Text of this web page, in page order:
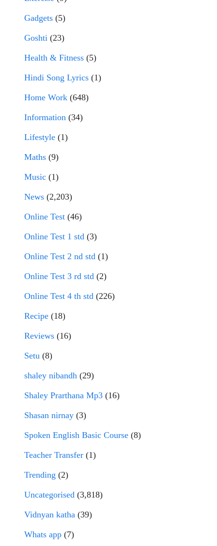
Gadgets (5)
Goshti (23)
Health & Fitness (5)
Hindi Song Lyrics (1)
Home Work (648)
Information (34)
Lifestyle (1)
Maths (9)
Music (1)
News (2,203)
Online Test (46)
Online Test 1 std (3)
Online Test 2 nd std (1)
Online Test 3 rd std (2)
Online Test 4 th std (226)
Recipe (18)
Reviews (16)
Setu (8)
shaley nibandh (29)
Shaley Prarthana Mp3 (16)
Shasan nirnay (3)
Spoken English Basic Course (8)
Teacher Transfer (1)
Trending (2)
Uncategorised (3,818)
Vidnyan katha (39)
Whats app (7)